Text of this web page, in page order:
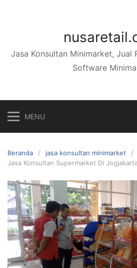
Jasa Konsultan Minimarket, Jual
Software
MENU
Beranda
jasa konsultan minimarket
Jasa Konsultan Supermarket Di